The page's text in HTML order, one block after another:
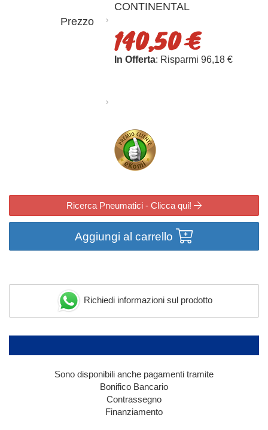
CONTINENTAL
Prezzo
140,50 €
In Offerta: Risparmi 96,18 €
Ricerca Pneumatici - Clicca qui!
Aggiungi al carrello
Richiedi informazioni sul prodotto
Sono disponibili anche pagamenti tramite
Bonifico Bancario
Contrassegno
Finanziamento